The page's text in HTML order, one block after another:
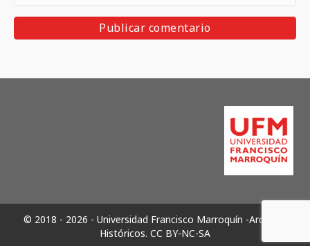
© 2018 - 2026 - Universidad Francisco Marroquín -Archivos
Históricos. CC BY-NC-SA